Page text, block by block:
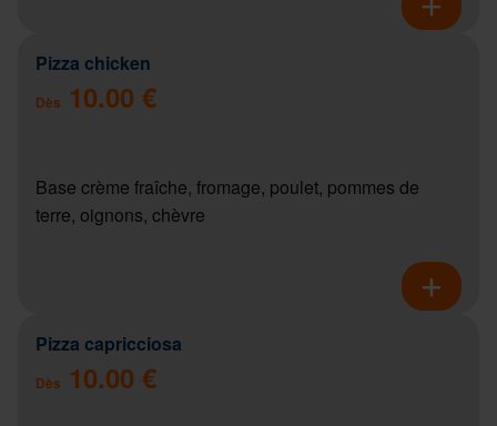
Pizza chicken
Dès 10.00 €
Base crème fraîche, fromage, poulet, pommes de
terre, oignons, chèvre
Pizza capricciosa
Dès 10.00 €